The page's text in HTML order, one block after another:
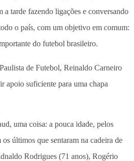
a tarde fazendo ligações e conversando
o país, com um objetivo em comum:
do futebol brasileiro.
de Futebol, Reinaldo Carneiro
apoio suficiente para uma chapa
uma coisa: a pouca idade, pelos
últimos que sentaram na cadeira de
Rodrigues (71 anos), Rogério